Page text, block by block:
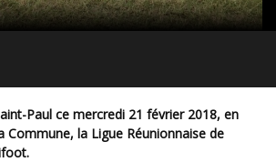
Commune, la Ligue Réunionnaise de